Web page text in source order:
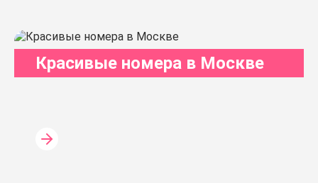
Красивые номера в Москве